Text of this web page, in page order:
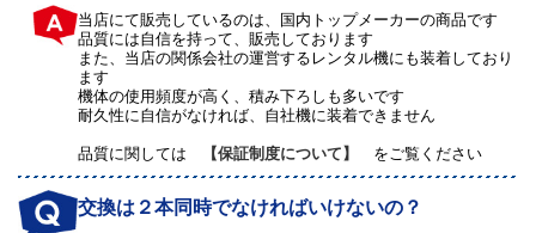
当店にて販売しているのは、国内トップメーカーの商品です
品質には自信を持って、販売しております
また、当店の関係会社の運営するレンタル機にも装着しており
ます
機体の使用頻度が高く、積み下ろしも多いです
耐久性に自信がなければ、自社機に装着できません
品質に関しては 【保証制度について】 をご覧ください
交換は２本同時でなければいけないの？